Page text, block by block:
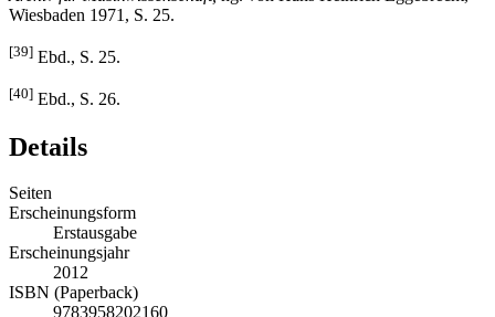
Wiesbaden 1971, S. 25.
[39] Ebd., S. 25.
[40] Ebd., S. 26.
Details
Seiten
Erscheinungsform
Erstausgabe
Erscheinungsjahr
2012
ISBN (Paperback)
9783958202160